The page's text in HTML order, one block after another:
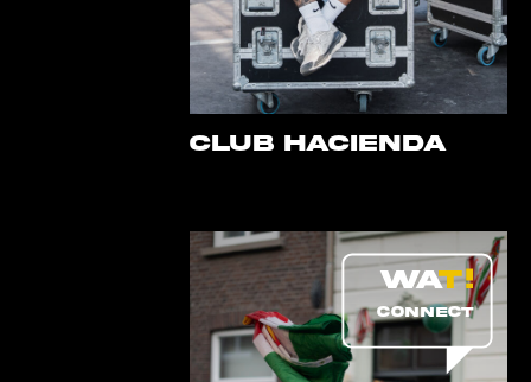
Club Hacienda
CONNECT